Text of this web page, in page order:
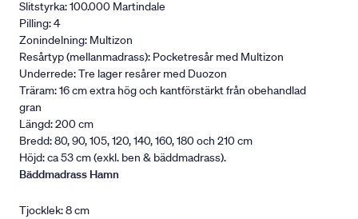
Slitstyrka: 100.000 Martindale
Pilling: 4
Zonindelning: Multizon
Resårtyp (mellanmadrass): Pocketresår med Multizon
Underrede: Tre lager resårer med Duozon
Träram: 16 cm extra hög och kantförstärkt från obehandlad
gran
Längd: 200 cm
Bredd: 80, 90, 105, 120, 140, 160, 180 och 210 cm
Höjd: ca 53 cm (exkl. ben & bäddmadrass).
Bäddmadrass Hamn
Tjocklek: 8 cm